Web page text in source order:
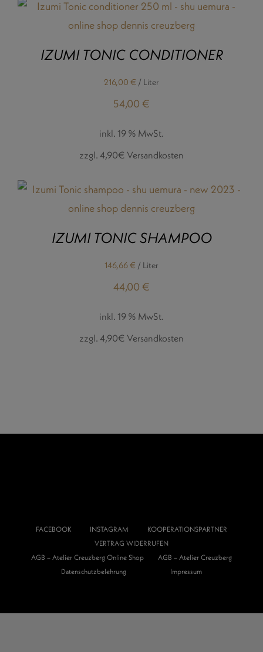
IZUMI TONIC CONDITIONER
216,00 € / Liter
54,00 €
inkl. 19 % MwSt.
zzgl. 4,90€ Versandkosten
IZUMI TONIC SHAMPOO
146,66€ / Liter
44,00 €
inkl. 19 % MwSt.
zzgl. 4,90€ Versandkosten
FACEBOOK INSTAGRAM
KOOPERATIONSPARTNER
VERTRAG WIDERRUFEN
AGB – Atelier Creuzberg Online Shop
AGB – Atelier Creuzberg
Datenschutzbelehrung
Impressum